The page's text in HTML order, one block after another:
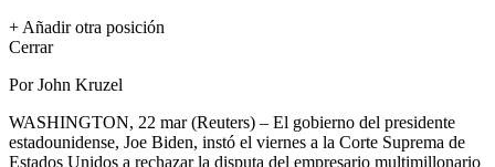
+ Añadir otra posición
Cerrar
Por John Kruzel
WASHINGTON, 22 mar (Reuters) – El gobierno del presidente
estadounidense, Joe Biden, instó el viernes a la Corte Suprema de
Estados Unidos a rechazar la disputa del empresario multimillonario